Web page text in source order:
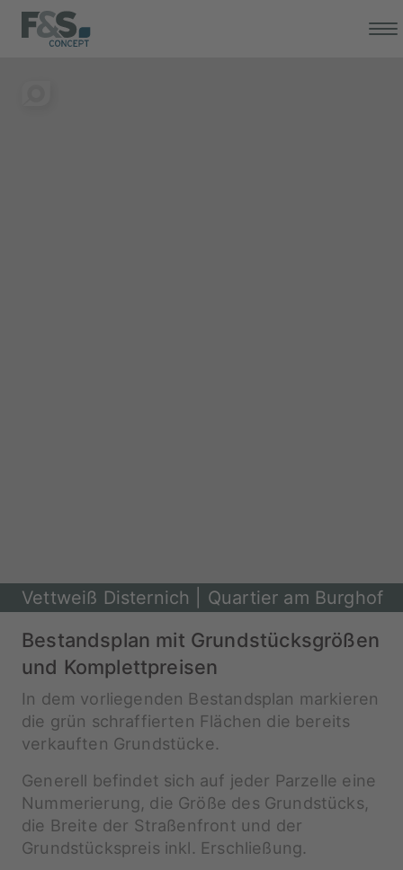
Vettweiß Disternich | Quartier am Burghof
Bestandsplan mit Grundstücksgrößen
und Komplettpreisen
In dem vorliegenden Bestandsplan markieren
die grün schraffierten Flächen die bereits
verkauften Grundstücke.
Generell befindet sich auf jeder Parzelle eine
Nummerierung, die Größe des Grundstücks,
die Breite der Straßenfront und der
Grundstückspreis inkl. Erschließung.